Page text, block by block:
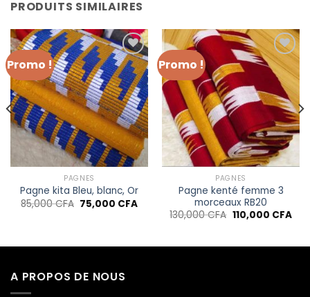
PRODUITS SIMILAIRES
Promo !
Ajouter à
la liste
de
souhaits
PAGNES
Pagne kita Bleu, blanc, Or
85,000CFA Le
prix
75,000 CFALe
Promo !
Ajouter à
la liste
de
souhaits
PAGNES
Pagne kenté femme 3
morceaux RB20
130,000CFA Le
prix
130,000 CFA.
110,000 CFALe
CFA.
A PROPOS DE NOUS